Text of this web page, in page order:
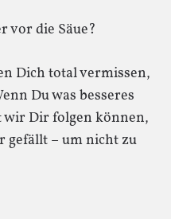
vor die Säue?
Dich total vermissen,
Du was besseres
wir Dir folgen können,
gefällt – um nicht zu